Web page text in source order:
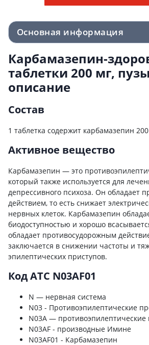
Основная информация
Карбамазепин-
таблетки 200 мг,
описание
Состав
1 таблетка содержит карбамазепин
Активное вещество
Карбамазепин — это
который также используется для
депрессивного психоза. Он обладает
действием, то есть снижает
нервных клеток. Карбамазепин
биодоступностью и хорошо
обладает противосудорожным
заключается в снижении частоты и
эпилептических приступов.
Код ATC N03AF01
N — нервная система
N03 - Противоэпилептические
N03A —
N03AF - производные Имине
N03AF01 - Карбамазепин